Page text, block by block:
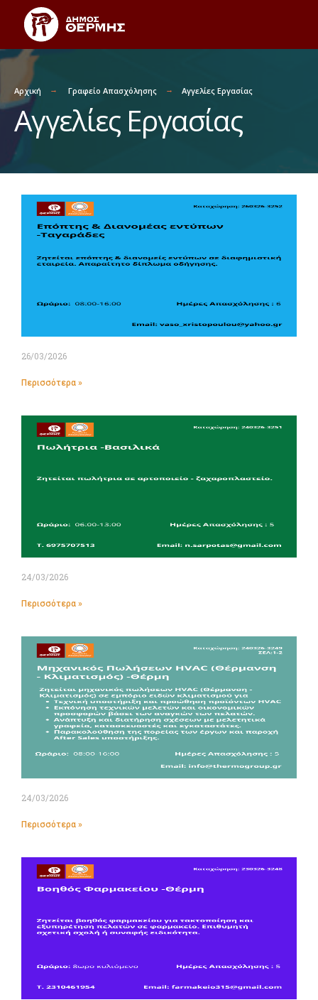
Αρχική Γραφείο Απασχόλησης Αγγελίες Εργασίας
Αγγελίες Εργασίας
26/03/2026
Περισσότερα »
24/03/2026
Περισσότερα »
24/03/2026
Περισσότερα »